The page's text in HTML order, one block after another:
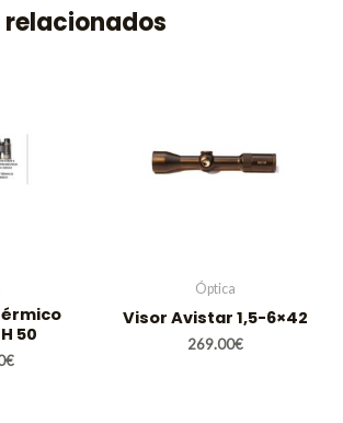
50
€
Óptica
Visor Avistar 1,5-6×42
269.00€